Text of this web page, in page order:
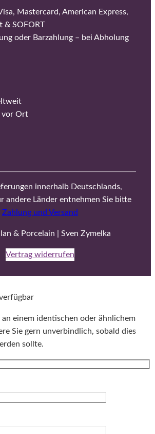
Mastercard, American Express,
& SOFORT
oder Barzahlung – bei Abholung
vor Ort
innerhalb Deutschlands,
andere Länder entnehmen Sie bitte
Zahlung und Versand
& Porcelain | Sven Zymelka
Vertrag widerrufen
an einem identischen oder ähnlichem
Sie gern unverbindlich, sobald dies
sollte.